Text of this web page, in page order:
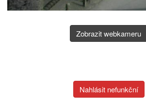
Zobrazit webkameru